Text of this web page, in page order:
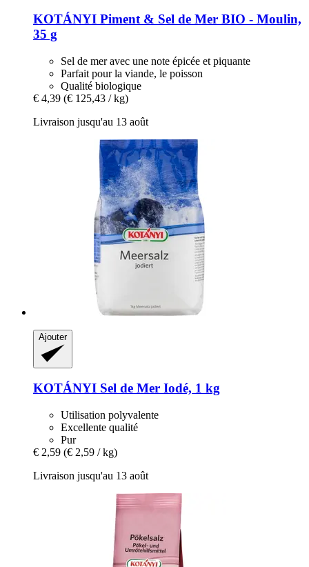
KOTÁNYI Piment & Sel de Mer BIO -​ Moulin,
35 g
Sel de mer avec une note épicée et piquante
Parfait pour la viande, le poisson
Qualité biologique
€ 4,39 (€ 125,43 / kg)
Livraison jusqu'au 13 août
Ajouter
KOTÁNYI Sel de Mer Iodé, 1 kg
Utilisation polyvalente
Excellente qualité
Pur
€ 2,59 (€ 2,59 / kg)
Livraison jusqu'au 13 août